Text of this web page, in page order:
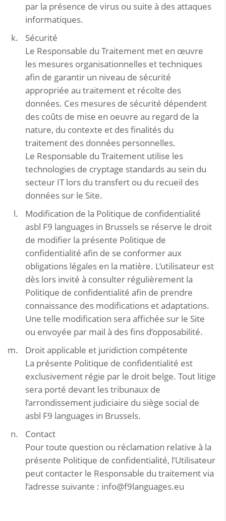
par la présence de virus ou suite à des attaques
informatiques.
Sécurité
Le Responsable du Traitement met en œuvre
les mesures organisationnelles et techniques
afin de garantir un niveau de sécurité
appropriée au traitement et récolte des
données. Ces mesures de sécurité dépendent
des coûts de mise en oeuvre au regard de la
nature, du contexte et des finalités du
traitement des données personnelles.
Le Responsable du Traitement utilise les
technologies de cryptage standards au sein du
secteur IT lors du transfert ou du recueil des
données sur le Site.
Modification de la Politique de confidentialité
asbl F9 languages in Brussels se réserve le droit
de modifier la présente Politique de
confidentialité afin de se conformer aux
obligations légales en la matière. L’utilisateur est
dès lors invité à consulter régulièrement la
Politique de confidentialité afin de prendre
connaissance des modifications et adaptations.
Une telle modification sera affichée sur le Site
ou envoyée par mail à des fins d’opposabilité.
Droit applicable et juridiction compétente
La présente Politique de confidentialité est
exclusivement régie par le droit belge. Tout litige
sera porté devant les tribunaux de
l’arrondissement judiciaire du siège social de
asbl F9 languages in Brussels.
Contact
Pour toute question ou réclamation relative à la
présente Politique de confidentialité, l’Utilisateur
peut contacter le Responsable du traitement via
l’adresse suivante : info@f9languages.eu